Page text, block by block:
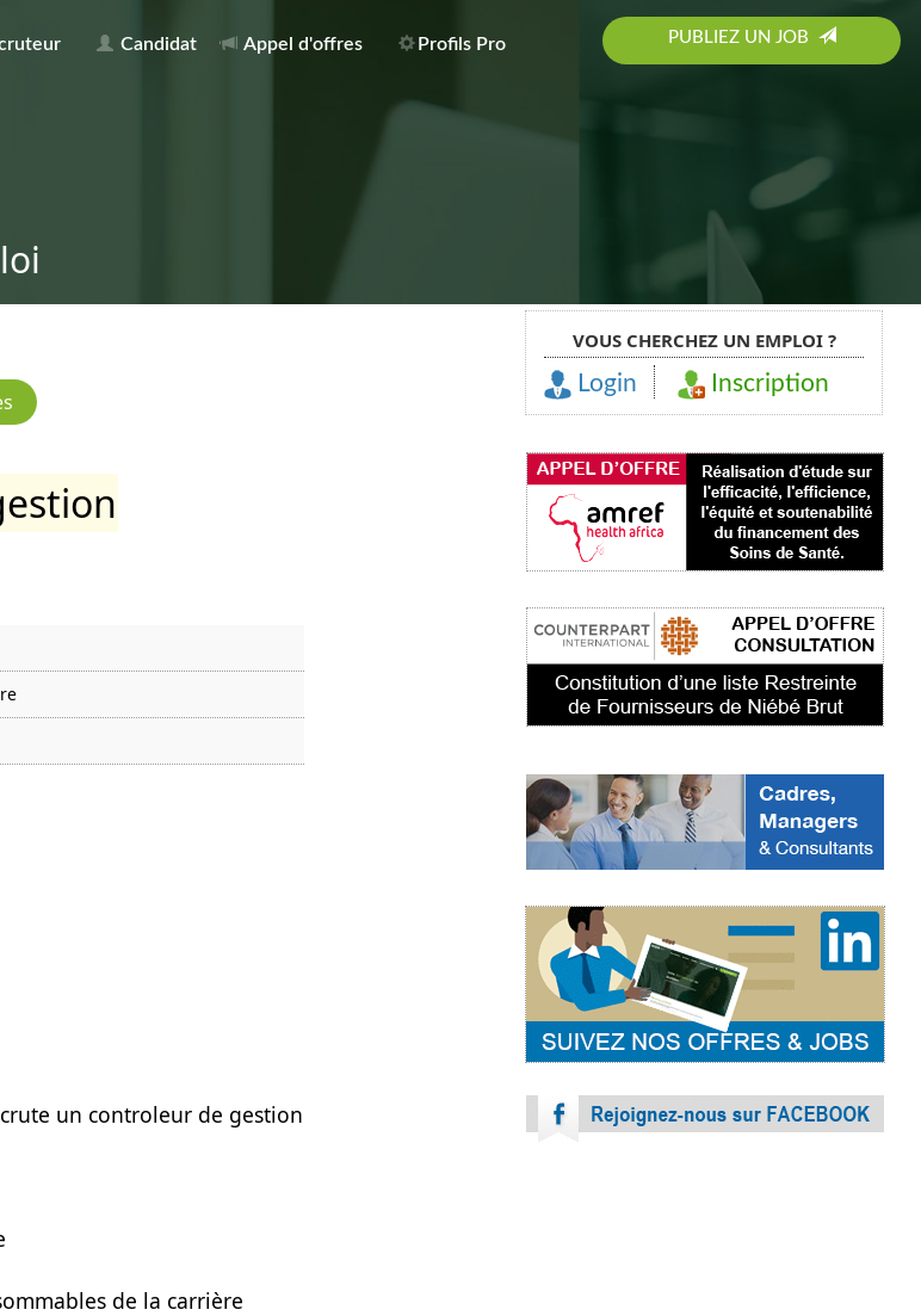
Candidat Appel d'offres Profils Pro PUBLIEZ UN JOB
un controleur de gestion
de la carrière
VOUS CHERCHEZ UN EMPLOI ?
Login Inscription